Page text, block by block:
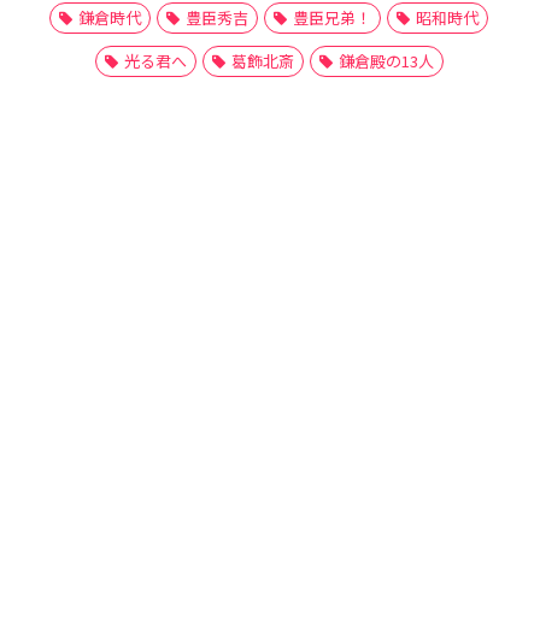
鎌倉時代
豊臣秀吉 豊臣兄弟！
昭和時代
光る君へ
葛飾北斎 鎌倉殿の13人